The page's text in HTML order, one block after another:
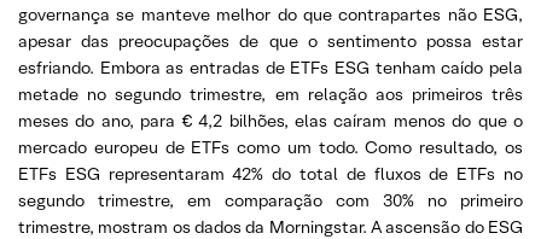
governança se manteve melhor do que contrapartes não ESG,
apesar das preocupações de que o sentimento possa estar
esfriando. Embora as entradas de ETFs ESG tenham caído pela
metade no segundo trimestre, em relação aos primeiros três
meses do ano, para € 4,2 bilhões, elas caíram menos do que o
mercado europeu de ETFs como um todo. Como resultado, os
ETFs ESG representaram 42% do total de fluxos de ETFs no
segundo trimestre, em comparação com 30% no primeiro
trimestre, mostram os dados da Morningstar. A ascensão do ESG